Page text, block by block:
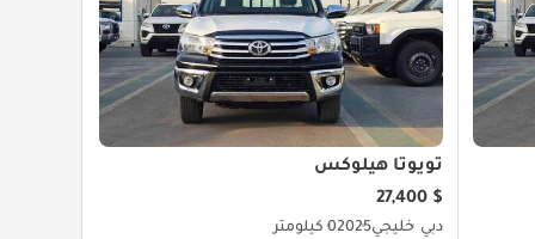
تويوتا هيلوكس
$ 27,400
دبي خليجي20250 كيلومتر